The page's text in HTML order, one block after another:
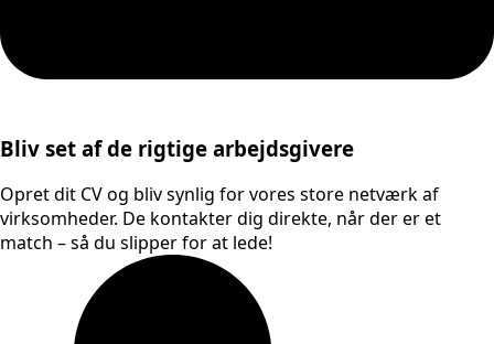
Bliv set af de rigtige arbejdsgivere
Opret dit CV og bliv synlig for vores store netværk af
virksomheder. De kontakter dig direkte, når der er et
match – så du slipper for at lede!